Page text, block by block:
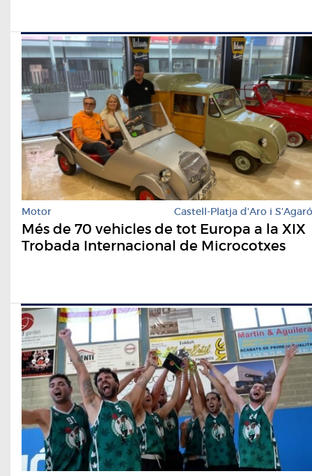
Motor Castell-Platja d'Aro i S'Agaró
Més de 70 vehicles de tot Europa a la XIX
Trobada Internacional de Microcotxes